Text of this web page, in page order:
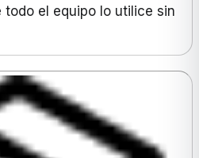
el equipo lo utilice sin